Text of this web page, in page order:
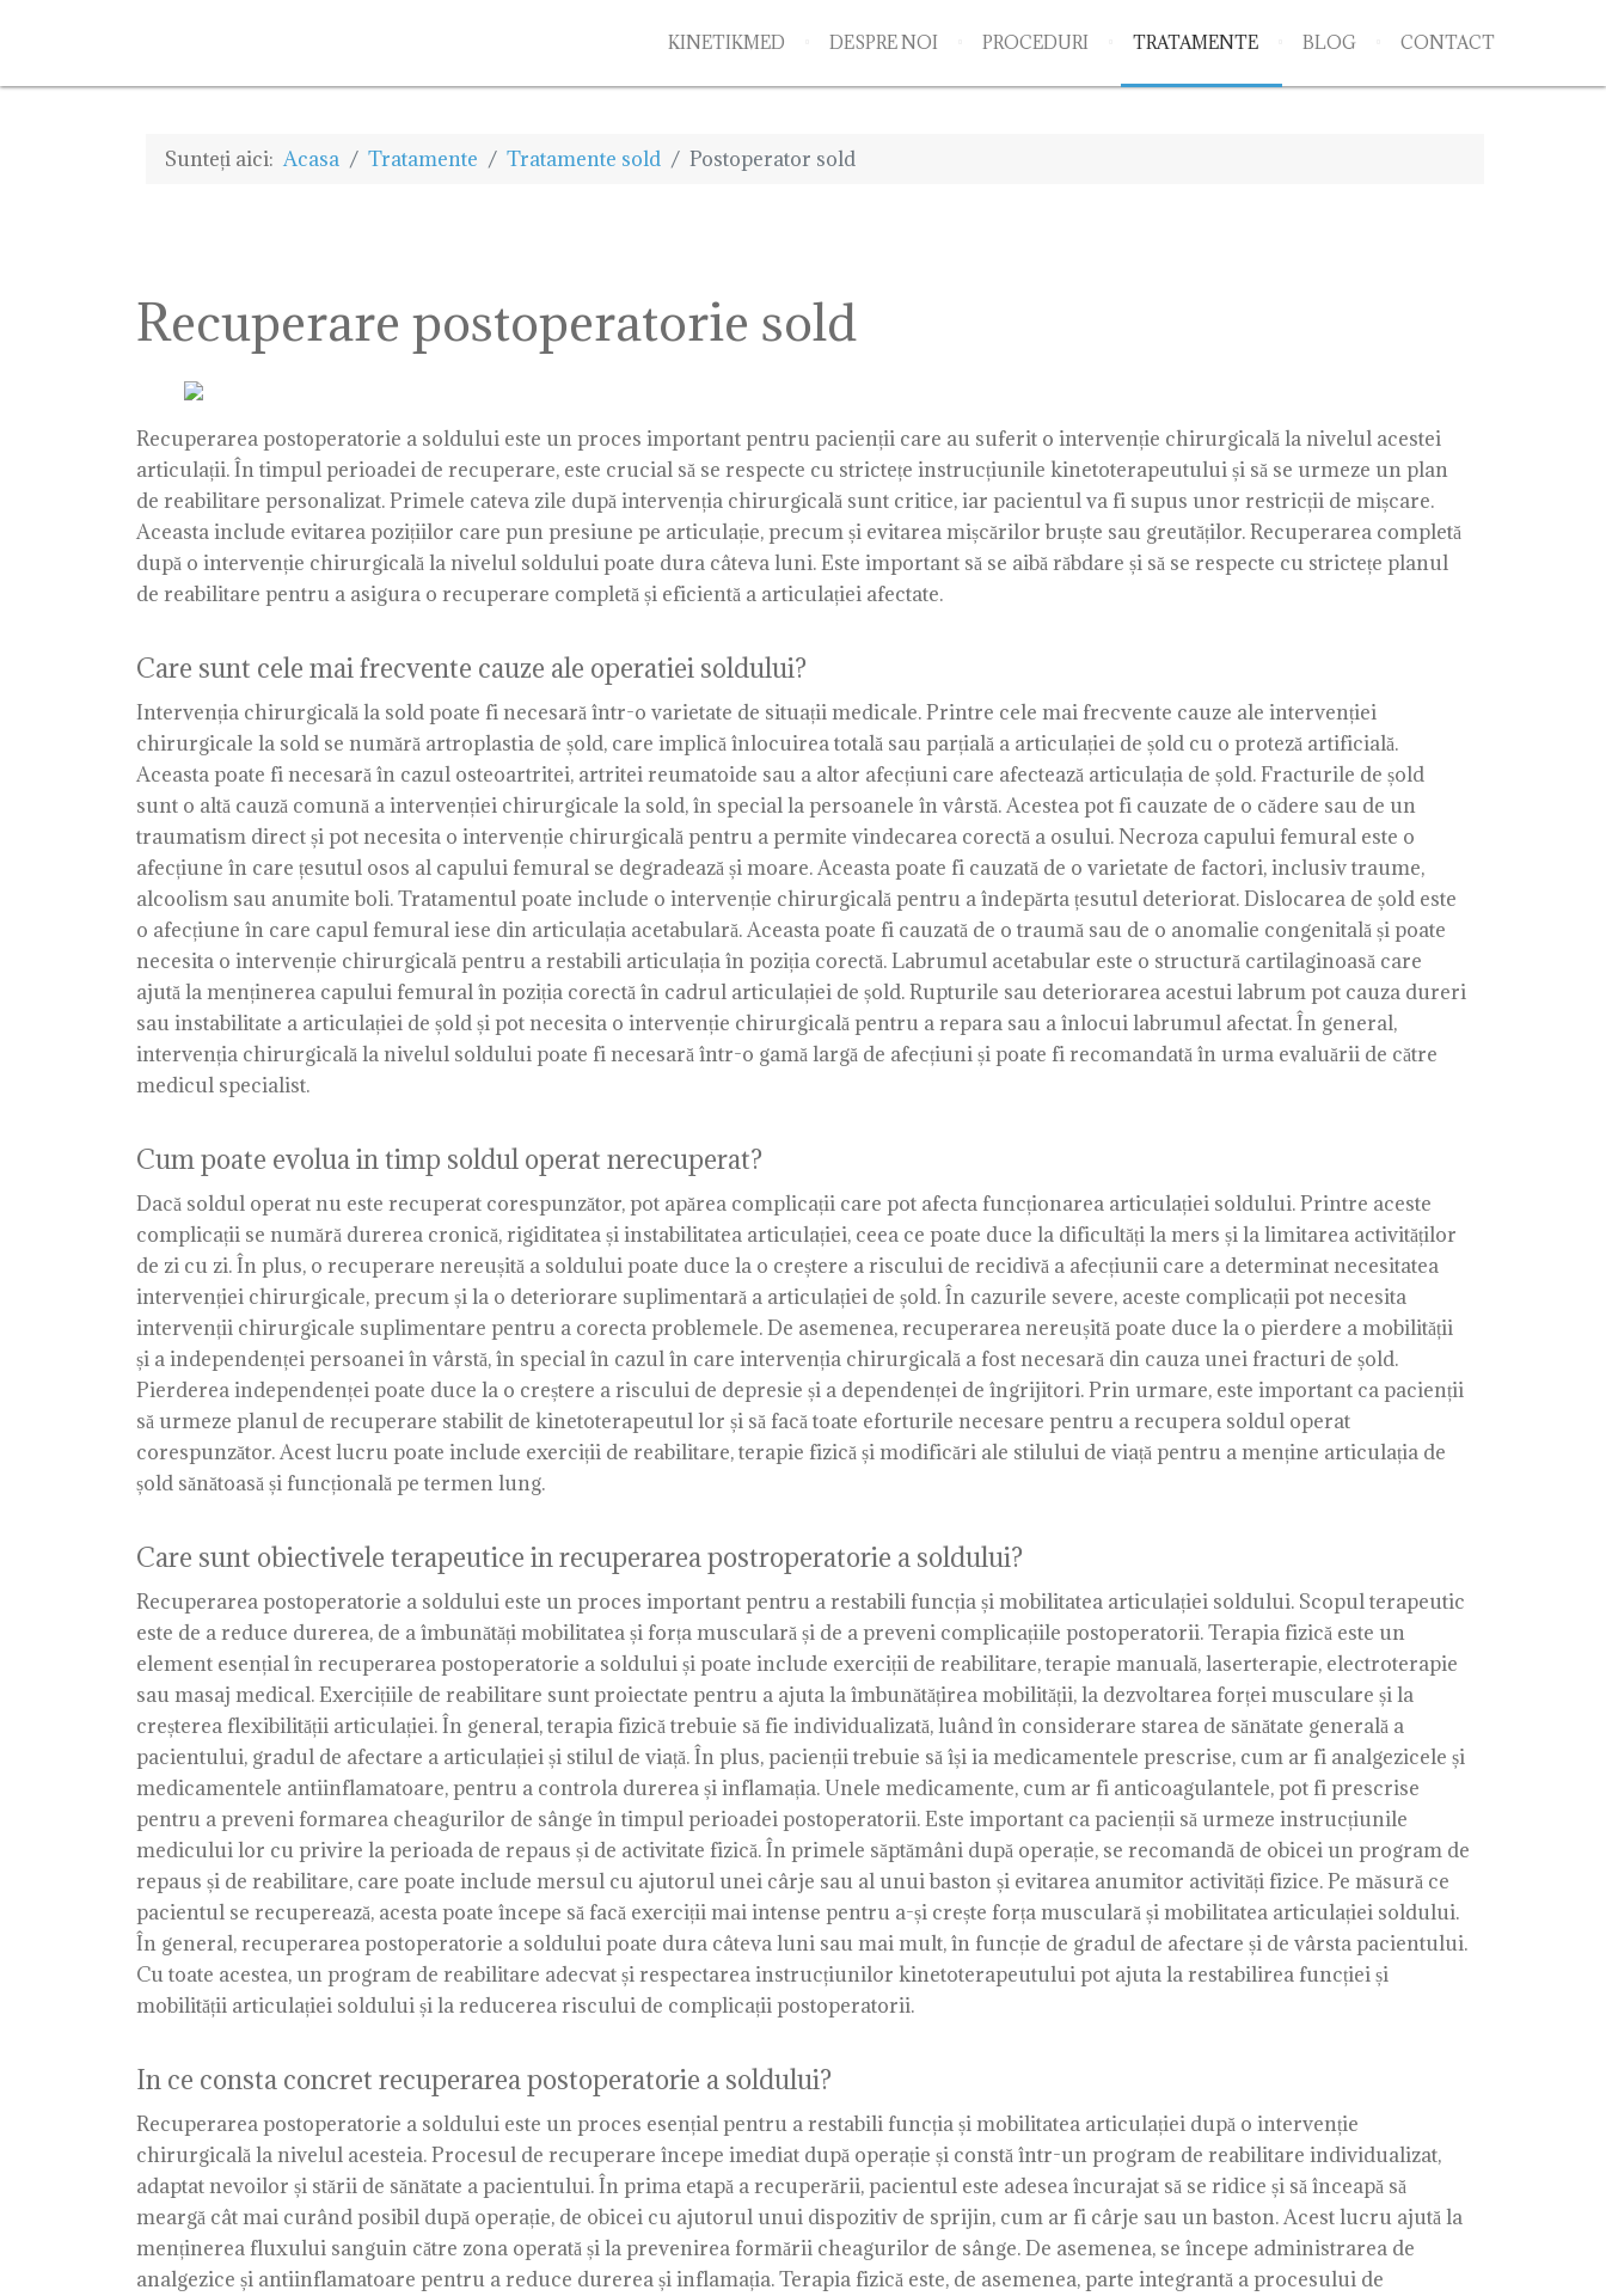
KINETIKMED DESPRE NOI PROCEDURI TRATAMENTE BLOG CONTACT
Sunteți aici: Acasa Tratamente Tratamente sold Postoperator sold
Recuperare postoperatorie sold
Recuperarea postoperatorie a soldului este un proces important pentru pacienții care au suferit o intervenție chirurgicală la nivelul acestei
articulații. În timpul perioadei de recuperare, este crucial să se respecte cu strictețe instrucțiunile kinetoterapeutului și să se urmeze un plan
de reabilitare personalizat. Primele cateva zile după intervenția chirurgicală sunt critice, iar pacientul va fi supus unor restricții de mișcare.
Aceasta include evitarea pozițiilor care pun presiune pe articulație, precum și evitarea mișcărilor bruște sau greutăților. Recuperarea completă
după o intervenție chirurgicală la nivelul soldului poate dura câteva luni. Este important să se aibă răbdare și să se respecte cu strictețe planul
de reabilitare pentru a asigura o recuperare completă și eficientă a articulației afectate.
Care sunt cele mai frecvente cauze ale operatiei soldului?
Intervenția chirurgicală la sold poate fi necesară într-o varietate de situații medicale. Printre cele mai frecvente cauze ale intervenției
chirurgicale la sold se numără artroplastia de șold, care implică înlocuirea totală sau parțială a articulației de șold cu o proteză artificială.
Aceasta poate fi necesară în cazul osteoartritei, artritei reumatoide sau a altor afecțiuni care afectează articulația de șold. Fracturile de șold
sunt o altă cauză comună a intervenției chirurgicale la sold, în special la persoanele în vârstă. Acestea pot fi cauzate de o cădere sau de un
traumatism direct și pot necesita o intervenție chirurgicală pentru a permite vindecarea corectă a osului. Necroza capului femural este o
afecțiune în care țesutul osos al capului femural se degradează și moare. Aceasta poate fi cauzată de o varietate de factori, inclusiv traume,
alcoolism sau anumite boli. Tratamentul poate include o intervenție chirurgicală pentru a îndepărta țesutul deteriorat. Dislocarea de șold este
o afecțiune în care capul femural iese din articulația acetabulară. Aceasta poate fi cauzată de o traumă sau de o anomalie congenitală și poate
necesita o intervenție chirurgicală pentru a restabili articulația în poziția corectă. Labrumul acetabular este o structură cartilaginoasă care
ajută la menținerea capului femural în poziția corectă în cadrul articulației de șold. Rupturile sau deteriorarea acestui labrum pot cauza dureri
sau instabilitate a articulației de șold și pot necesita o intervenție chirurgicală pentru a repara sau a înlocui labrumul afectat. În general,
intervenția chirurgicală la nivelul soldului poate fi necesară într-o gamă largă de afecțiuni și poate fi recomandată în urma evaluării de către
medicul specialist.
Cum poate evolua in timp soldul operat nerecuperat?
Dacă soldul operat nu este recuperat corespunzător, pot apărea complicații care pot afecta funcționarea articulației soldului. Printre aceste
complicații se numără durerea cronică, rigiditatea și instabilitatea articulației, ceea ce poate duce la dificultăți la mers și la limitarea activităților
de zi cu zi. În plus, o recuperare nereușită a soldului poate duce la o creștere a riscului de recidivă a afecțiunii care a determinat necesitatea
intervenției chirurgicale, precum și la o deteriorare suplimentară a articulației de șold. În cazurile severe, aceste complicații pot necesita
intervenții chirurgicale suplimentare pentru a corecta problemele. De asemenea, recuperarea nereușită poate duce la o pierdere a mobilității
și a independenței persoanei în vârstă, în special în cazul în care intervenția chirurgicală a fost necesară din cauza unei fracturi de șold.
Pierderea independenței poate duce la o creștere a riscului de depresie și a dependenței de îngrijitori. Prin urmare, este important ca pacienții
să urmeze planul de recuperare stabilit de kinetoterapeutul lor și să facă toate eforturile necesare pentru a recupera soldul operat
corespunzător. Acest lucru poate include exerciții de reabilitare, terapie fizică și modificări ale stilului de viață pentru a menține articulația de
șold sănătoasă și funcțională pe termen lung.
Care sunt obiectivele terapeutice in recuperarea postroperatorie a soldului?
Recuperarea postoperatorie a soldului este un proces important pentru a restabili funcția și mobilitatea articulației soldului. Scopul terapeutic
este de a reduce durerea, de a îmbunătăți mobilitatea și forța musculară și de a preveni complicațiile postoperatorii. Terapia fizică este un
element esențial în recuperarea postoperatorie a soldului și poate include exerciții de reabilitare, terapie manuală, laserterapie, electroterapie
sau masaj medical. Exercițiile de reabilitare sunt proiectate pentru a ajuta la îmbunătățirea mobilității, la dezvoltarea forței musculare și la
creșterea flexibilității articulației. În general, terapia fizică trebuie să fie individualizată, luând în considerare starea de sănătate generală a
pacientului, gradul de afectare a articulației și stilul de viață. În plus, pacienții trebuie să își ia medicamentele prescrise, cum ar fi analgezicele și
medicamentele antiinflamatoare, pentru a controla durerea și inflamația. Unele medicamente, cum ar fi anticoagulantele, pot fi prescrise
pentru a preveni formarea cheagurilor de sânge în timpul perioadei postoperatorii. Este important ca pacienții să urmeze instrucțiunile
medicului lor cu privire la perioada de repaus și de activitate fizică. În primele săptămâni după operație, se recomandă de obicei un program de
repaus și de reabilitare, care poate include mersul cu ajutorul unei cârje sau al unui baston și evitarea anumitor activități fizice. Pe măsură ce
pacientul se recuperează, acesta poate începe să facă exerciții mai intense pentru a-și crește forța musculară și mobilitatea articulației soldului.
În general, recuperarea postoperatorie a soldului poate dura câteva luni sau mai mult, în funcție de gradul de afectare și de vârsta pacientului.
Cu toate acestea, un program de reabilitare adecvat și respectarea instrucțiunilor kinetoterapeutului pot ajuta la restabilirea funcției și
mobilității articulației soldului și la reducerea riscului de complicații postoperatorii.
In ce consta concret recuperarea postoperatorie a soldului?
Recuperarea postoperatorie a soldului este un proces esențial pentru a restabili funcția și mobilitatea articulației după o intervenție
chirurgicală la nivelul acesteia. Procesul de recuperare începe imediat după operație și constă într-un program de reabilitare individualizat,
adaptat nevoilor și stării de sănătate a pacientului. În prima etapă a recuperării, pacientul este adesea încurajat să se ridice și să înceapă să
meargă cât mai curând posibil după operație, de obicei cu ajutorul unui dispozitiv de sprijin, cum ar fi cârje sau un baston. Acest lucru ajută la
menținerea fluxului sanguin către zona operată și la prevenirea formării cheagurilor de sânge. De asemenea, se începe administrarea de
analgezice și antiinflamatoare pentru a reduce durerea și inflamația. Terapia fizică este, de asemenea, parte integrantă a procesului de